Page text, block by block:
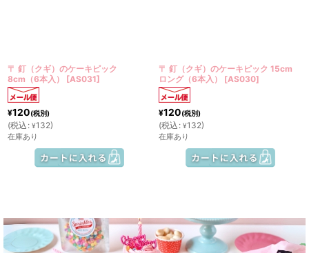
〒 釘（クギ）のケーキピック
8cm（6本入）
[AS031]
¥120(税別)
(税込 : ¥132)
在庫あり
〒 釘（クギ）のケーキピック 15cm
ロング（6本入）
[AS030]
¥120(税別)
(税込 : ¥132)
在庫あり